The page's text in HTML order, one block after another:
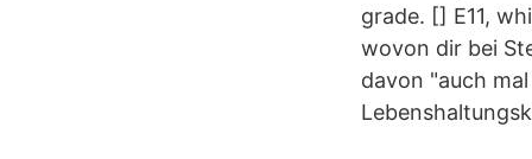
grade. [] E11,
wovon dir bei
davon "auch